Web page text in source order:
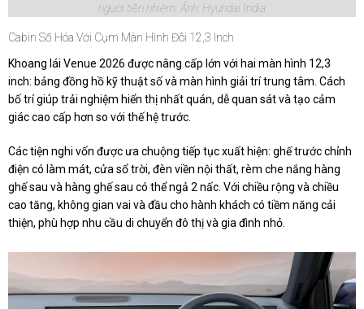
người tiền nhiệm. Ảnh: Hyundai India
Cabin Số Hóa Với Cụm Màn Hình Đôi 12,3 Inch
Khoang lái Venue 2026 được nâng cấp lớn với hai màn hình 12,3
inch: bảng đồng hồ kỹ thuật số và màn hình giải trí trung tâm. Cách
bố trí giúp trải nghiệm hiển thị nhất quán, dễ quan sát và tạo cảm
giác cao cấp hơn so với thế hệ trước.
Các tiện nghi vốn được ưa chuộng tiếp tục xuất hiện: ghế trước chỉnh
điện có làm mát, cửa sổ trời, đèn viền nội thất, rèm che nắng hàng
ghế sau và hàng ghế sau có thể ngả 2 nấc. Với chiều rộng và chiều
cao tăng, không gian vai và đầu cho hành khách có tiềm năng cải
thiện, phù hợp nhu cầu di chuyển đô thị và gia đình nhỏ.